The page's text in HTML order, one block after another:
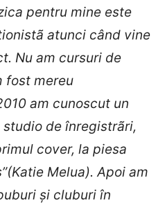
pentru mine este
atunci când vine
Nu am cursuri de
fost mereu
am cunoscut un
de înregistrãri,
cover, la piesa
Melua). Apoi am
şi cluburi în